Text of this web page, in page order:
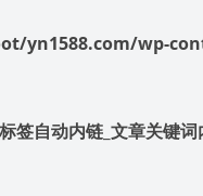
yn1588.com/wp-
动内链_文章关键词